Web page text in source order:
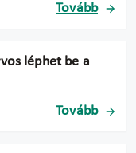
Tovább
léphet be a
Tovább